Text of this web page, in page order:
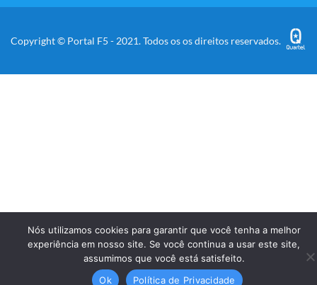
Copyright © Portal F5 - 2021. Todos os os direitos reservados.
Nós utilizamos cookies para garantir que você tenha a melhor
experiência em nosso site. Se você continua a usar este site,
assumimos que você está satisfeito.
Ok
Política de Privacidade